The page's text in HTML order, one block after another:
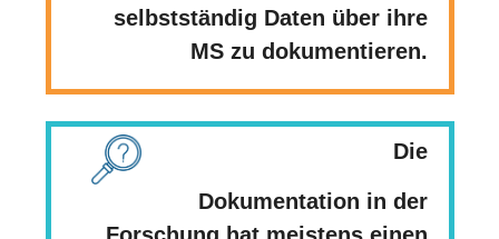
selbstständig Daten über ihre
MS zu dokumentieren.
Die
Dokumentation in der